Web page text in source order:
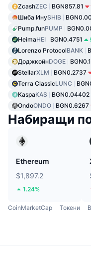
ZcashZEC BGN857.81
Шиба ИнуSHIB
Pump.funPUMP
HeimaHEI BGN0.4751
Lorenzo ProtocolBANK
ДоджкойнDOGE
StellarXLM BGN0.2737
Terra ClassicLUNC
KaspaKAS BGN0.04402
OndoONDO BGN0.6267
Набиращи
Ethereum
$1,897.2
1.24%
CoinMarketCap Токени